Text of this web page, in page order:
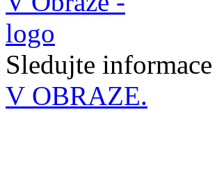
Sledujte
V OBRAZE.